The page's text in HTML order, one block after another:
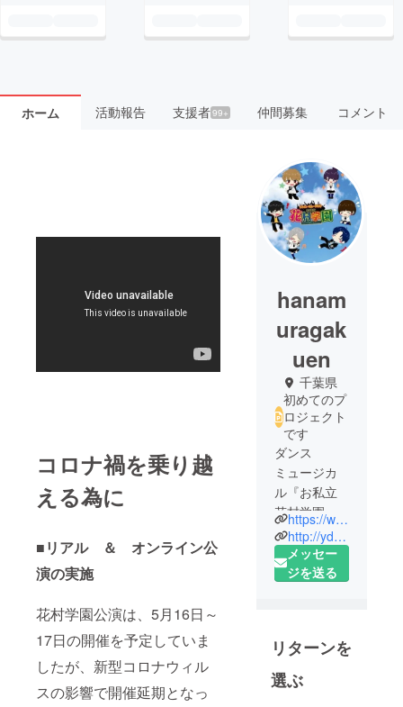
ホーム 活動報告 支援者99+ 仲間募集 コメント
コロナ禍を乗り越
える為に
■リアル ＆ オンライン公
演の実施
花村学園公演は、5月16日～
17日の開催を予定していま
したが、新型コロナウィル
スの影響で開催延期となっ
hanam
uragak
uen
千葉県
初めてのプ
ロジェクト
です
ダンス
ミュージカ
ル『お私立
花村学園』
実行委員会
です。
主催は、千
タジオ
Y.D.U』で
す。
https://www.hanamura-gakuen.com/
http://ydu-dance.com/
メッセー
ジを送る
リターンを
選ぶ